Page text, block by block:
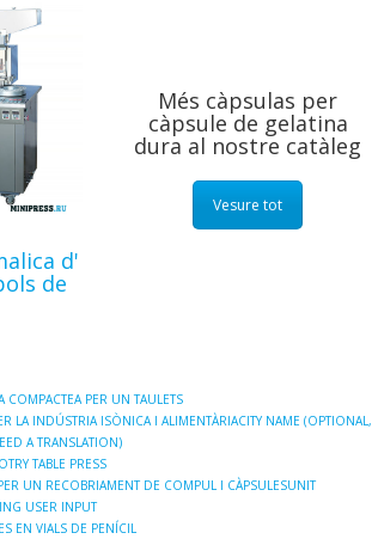
d'
de
Més càpsulas per
càpsule de gelatina
dura al nostre catàleg
Vesure tot
COMPACTEA PER UN TAULETS
LA INDÚSTRIA ISÒNICA I ALIMENTÀRIACITY NAME (OPTIONAL,
A TRANSLATION)
TABLE PRESS
UN RECOBRIAMENT DE COMPUL I CÀPSULESUNIT
USER INPUT
EN VIALS DE PENÍCIL